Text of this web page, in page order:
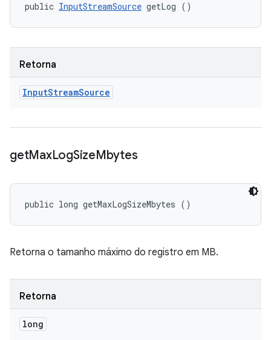
public InputStreamSource getLog ()
Retorna
InputStreamSource
getMaxLogSizeMbytes
public long getMaxLogSizeMbytes ()
Retorna o tamanho máximo do registro em MB.
Retorna
long